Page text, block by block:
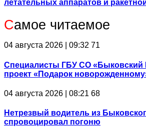
летательных аппаратов и
Самое читаемое
04 августа 2026 | 09:32 71
Специалисты ГБУ СО
проект «Подарок
04 августа 2026 | 08:21 68
Нетрезвый водитель из
спровоцировал погоню